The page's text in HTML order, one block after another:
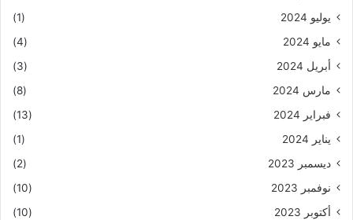
يوليو 2024
(1)
مايو 2024
(4)
أبريل 2024
(3)
مارس 2024
(8)
فبراير 2024
(13)
يناير 2024
(1)
ديسمبر 2023
(2)
نوفمبر 2023
(10)
أكتوبر 2023
(10)